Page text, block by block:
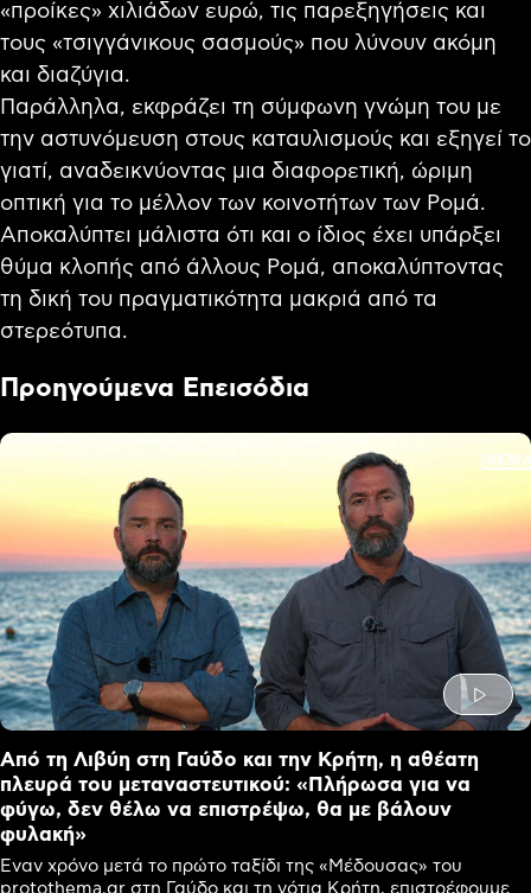
«προίκες» χιλιάδων ευρώ, τις παρεξηγήσεις και
τους «τσιγγάνικους σασμούς» που λύνουν ακόμη
και διαζύγια.
Παράλληλα, εκφράζει τη σύμφωνη γνώμη του με
την αστυνόμευση στους καταυλισμούς και εξηγεί το
γιατί, αναδεικνύοντας μια διαφορετική, ώριμη
οπτική για το μέλλον των κοινοτήτων των Ρομά.
Αποκαλύπτει μάλιστα ότι και ο ίδιος έχει υπάρξει
θύμα κλοπής από άλλους Ρομά, αποκαλύπτοντας
τη δική του πραγματικότητα μακριά από τα
στερεότυπα.
Προηγούμενα Επεισόδια
Από τη Λιβύη στη Γαύδο και την Κρήτη, η αθέατη
πλευρά του μεταναστευτικού: «Πλήρωσα για να
φύγω, δεν θέλω να επιστρέψω, θα με βάλουν
φυλακή»
Έναν χρόνο μετά το πρώτο ταξίδι της «Μέδουσας» του
protothema.gr στη Γαύδο και τη νότια Κρήτη, επιστρέφουμε